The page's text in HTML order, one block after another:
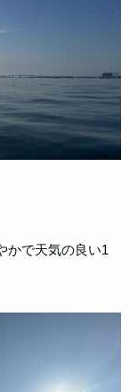
かで天気の良い1